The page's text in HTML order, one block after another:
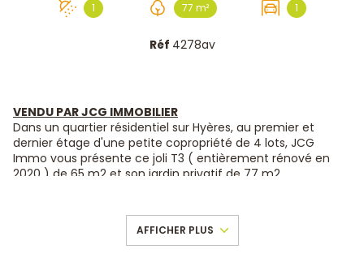
1 77 m² 1
Réf 4278av
VENDU PAR JCG IMMOBILIER
Dans un quartier résidentiel sur Hyères, au premier et
dernier étage d'une petite copropriété de 4 lots, JCG
Immo vous présente ce joli T3 ( entièrement rénové en
2020 ) de 65 m2 et son jardin privatif de 77 m2.
cuisine ouverte ( aménagée et équipée ).
Coté nuit, 2 belles chambres avec dressing intégré. Une
salle d’eau avec douche à l’italienne. Ce joli appartement
AFFICHER PLUS